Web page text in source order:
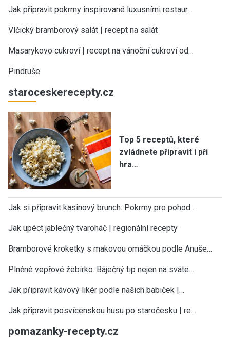
Jak připravit pokrmy inspirované luxusními restaur…
Vlčický bramborový salát | recept na salát
Masarykovo cukroví | recept na vánoční cukroví od…
Pindruše
staroceskerecepty.cz
Top 5 receptů, které
zvládnete připravit i při
hra…
Jak si připravit kasinový brunch: Pokrmy pro pohod…
Jak upéct jablečný tvaroháč | regionální recepty
Bramborové kroketky s makovou omáčkou podle Anuše…
Plněné vepřové žebírko: Báječný tip nejen na sváte…
Jak připravit kávový likér podle našich babiček |…
Jak připravit posvícenskou husu po staročesku | re…
pomazanky-recepty.cz